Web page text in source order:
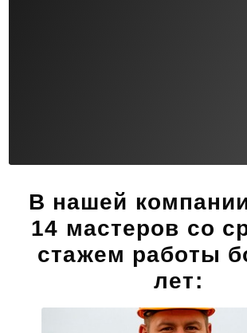
В нашей
14 мастеров со
стажем работы
лет: